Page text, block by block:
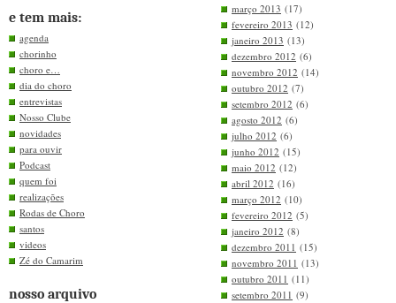
e tem mais:
agenda
chorinho
choro e…
dia do choro
entrevistas
Nosso Clube
novidades
para ouvir
Podcast
quem foi
realizações
Rodas de Choro
santos
videos
Zé do Camarim
nosso arquivo
março 2013 (17)
fevereiro 2013 (12)
janeiro 2013 (13)
dezembro 2012 (6)
novembro 2012 (14)
outubro 2012 (7)
setembro 2012 (6)
agosto 2012 (6)
julho 2012 (6)
junho 2012 (15)
maio 2012 (12)
abril 2012 (16)
março 2012 (10)
fevereiro 2012 (5)
janeiro 2012 (8)
dezembro 2011 (15)
novembro 2011 (13)
outubro 2011 (11)
setembro 2011 (9)